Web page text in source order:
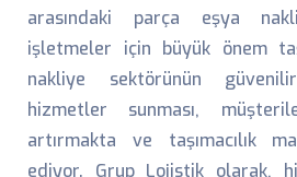
arasındaki parça eşya
işletmeler için büyük önem
nakliye sektörünün
hizmetler sunması,
artırmakta ve taşımacılık
ediyor. Grup Lojistik olarak,